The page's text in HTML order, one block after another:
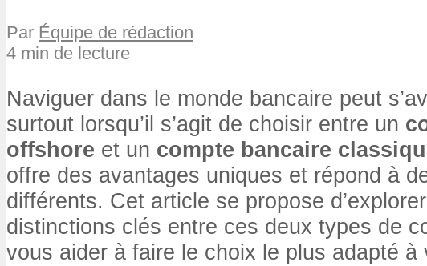
Par Équipe de rédaction
4 min de lecture
Naviguer dans le monde bancaire peut
surtout lorsqu’il s’agit de choisir entre un
offshore et un compte bancaire
offre des avantages uniques et répond à
différents. Cet article se propose
distinctions clés entre ces deux types de
vous aider à faire le choix le plus adapté à